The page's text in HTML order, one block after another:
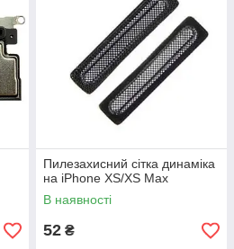
Пилезахисний сітка динаміка
на iPhone XS/XS Max
В наявності
52 ₴